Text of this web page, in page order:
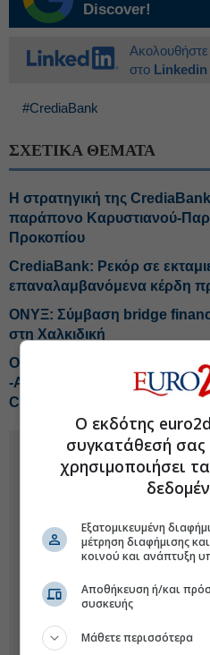
Discover!
Ακολουθήστε
στο Linkedin
#CrediaBank
ΣΧΕΤΙΚΑ ΘΕΜΑΤΑ
Η στρατηγική της
παράπονο Καρυστιανού-
Προκοπίου
CrediaBank: Ρεκόρ σε
επαναλαμβανόμενα κέρδη
ΟΝΥΞ: Σύμβαση bridge
στη Χαλκιδική
Οι κερδοφόρες πωλήσεις
-Αναψε φωτιές στη ΝΔ ο
CREDIA
Ο εκδότης
συγκατάθεσή σας
χρησιμοποιήσει
Εξατομικευμένη
μέτρηση διαφήμισης
κοινού και ανάπτυξη
Αποθήκευση ή/και
συσκευής
Μάθετε περισσότερα